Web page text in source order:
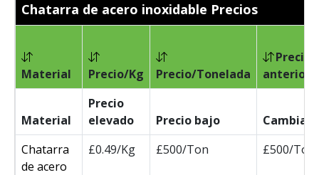
Chatarra de acero inoxidable Precios
Material Precio/Kg Precio/Tonelada
Precio
anterior/
Material
Precio
elevado
Precio bajo
Cambia
Chatarra
de acero
£0.49/Kg £500/Ton £500/Ton